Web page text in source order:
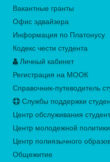
Вакантные гранты
Офис эдвайзера
Информация по Платонусу
Кодекс чести студента
Личный кабинет
Регистрация на МООК
Справочник-путеводитель
Службы поддержки
Центр обслуживания
Центр молодежной политики
Центр полиязычного
Общежитие